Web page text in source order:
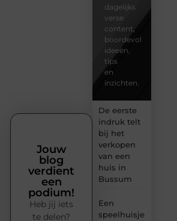
dagelijks
verse
content,
boordevol
ideeën,
tips
en
inzichten.
De eerste
indruk telt
bij het
verkopen
van een
huis in
Bussum
Een
speelhuisje
Jouw
blog
verdient
een
podium!
Heb jij iets
te delen?